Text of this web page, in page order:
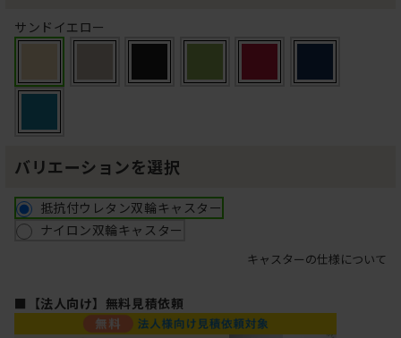
サンドイエロー
バリエーションを選択
抵抗付ウレタン双輪キャスター
ナイロン双輪キャスター
キャスターの仕様について
■【法人向け】無料見積依頼